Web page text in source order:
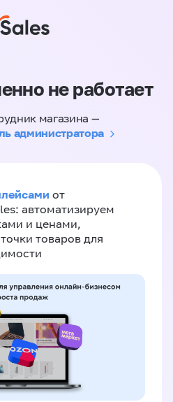
не работает
магазина —
администратора
от
автоматизируем
и ценами,
товаров для